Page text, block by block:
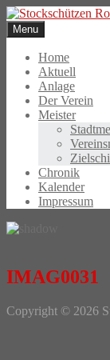
Skip
to
content
Menu
Home
Aktuell
Anlage
Der Verein
Meister
Chronik
Kalender
Impressum
IMAG0031
Photo
Copyright © 2026